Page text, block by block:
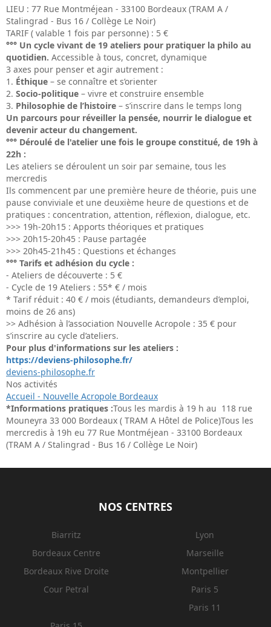
LIEU : 77 Rue Montméjean - 33100 Bordeaux (TRAM A /
Stalingrad - Bus 16 / Collège Le Noir)
TARIF ( valable 1 fois par personne) : 5 €
°°° Un cycle vivant de 19 ateliers pour pratiquer la philo au
quotidien. Accessible à tous, concret, dynamique
3 axes pour penser et agir autrement :
Éthique – se connaître et s’orienter
Socio-politique – vivre et construire ensemble
Philosophie de l’histoire – s’inscrire dans le temps long
Un parcours pour réveiller la pensée, nourrir le dialogue et
devenir acteur du changement.
°°° Déroulé de l'atelier une fois le groupe constitué, de 19h à
22h :
Les ateliers se déroulent un soir par semaine, tous les
mercredis
Ils commencent par une première heure de théorie, puis une
pause conviviale et une deuxième heure de questions et de
pratiques : concentration, attention, réflexion, dialogue, etc.
>>> 19h-20h15 : Apports théoriques et pratiques
>>> 20h15-20h45 : Pause partagée
>>> 20h45-21h45 : Questions et échanges
°°° Tarifs et adhésion du cycle :
- Ateliers de découverte : 5 €
- Cycle de 19 Ateliers : 55* € / mois
* Tarif réduit : 40 € / mois (étudiants, demandeurs d’emploi,
moins de 26 ans)
>> Adhésion à l’association Nouvelle Acropole : 35 € pour
s’inscrire au cycle d’ateliers.
Pour plus d'informations sur les ateliers :
https://deviens-philosophe.fr/
deviens-philosophe.fr
Nos activités
Accueil - Nouvelle Acropole Bordeaux
*Informations pratiques :Tous les mardis à 19 h au 118 rue
Mouneyra 33 000 Bordeaux ( TRAM A Hôtel de Police)Tous les
mercredis à 19h eu 77 Rue Montméjean - 33100 Bordeaux
(TRAM A / Stalingrad - Bus 16 / Collège Le Noir)
NOS CENTRES
Biarritz
Bordeaux Centre
Bordeaux Rive Droite
Cour Petral
Lyon
Marseille
Montpellier
Paris 5
Paris 11